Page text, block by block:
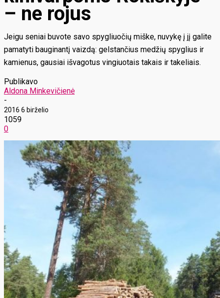
– ne rojus
Jeigu seniai buvote savo spygliuočių miške, nuvykę į jį galite
pamatyti bauginantį vaizdą: gelstančius medžių spyglius ir
kamienus, gausiai išvagotus vingiuotais takais ir takeliais.
Publikavo
Aldona Minkevičienė
-
2016 6 birželio
1059
0